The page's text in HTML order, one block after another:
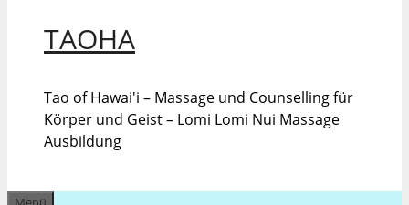
TAOHA
Tao of Hawai'i – Massage und Counselling für
Körper und Geist – Lomi Lomi Nui Massage
Ausbildung